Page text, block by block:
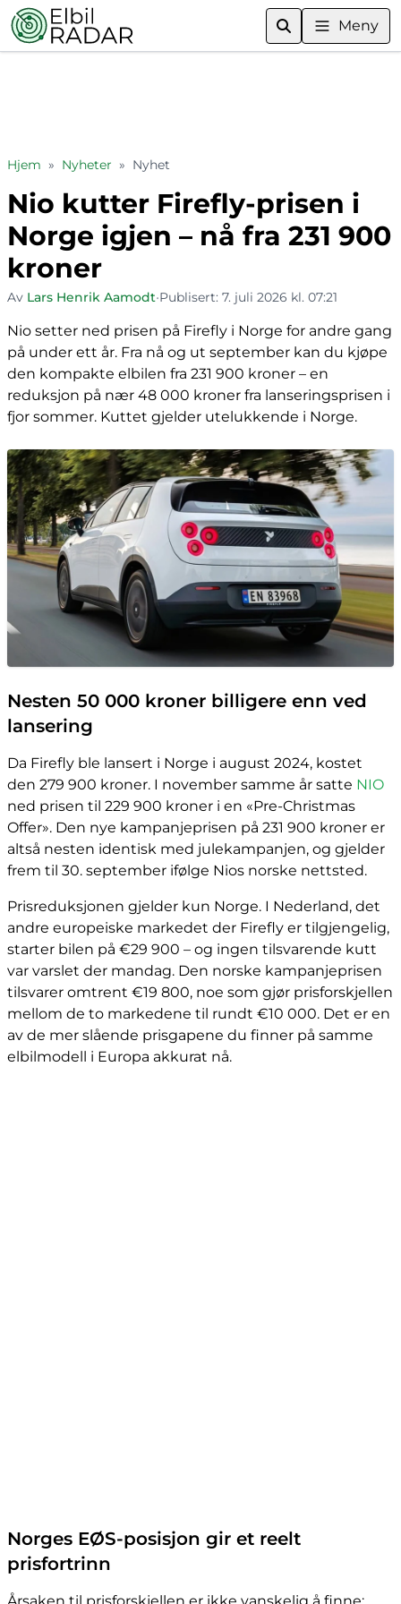
Meny
Hjem » Nyheter » Nyhet
Nio kutter Firefly-prisen i
Norge igjen – nå fra 231 900
kroner
Av Lars Henrik Aamodt•Publisert: 7. juli 2026 kl. 07:21
Nio setter ned prisen på Firefly i Norge for andre gang
på under ett år. Fra nå og ut september kan du kjøpe
den kompakte elbilen fra 231 900 kroner – en
reduksjon på nær 48 000 kroner fra lanseringsprisen i
fjor sommer. Kuttet gjelder utelukkende i Norge.
Nesten 50 000 kroner billigere enn ved
lansering
Da Firefly ble lansert i Norge i august 2024, kostet
den 279 900 kroner. I november samme år satte NIO
ned prisen til 229 900 kroner i en «Pre-Christmas
Offer». Den nye kampanjeprisen på 231 900 kroner er
altså nesten identisk med julekampanjen, og gjelder
frem til 30. september ifølge Nios norske nettsted.
Prisreduksjonen gjelder kun Norge. I Nederland, det
andre europeiske markedet der Firefly er tilgjengelig,
starter bilen på €29 900 – og ingen tilsvarende kutt
var varslet der mandag. Den norske kampanjeprisen
tilsvarer omtrent €19 800, noe som gjør prisforskjellen
mellom de to markedene til rundt €10 000. Det er en
av de mer slående prisgapene du finner på samme
elbilmodell i Europa akkurat nå.
Norges EØS-posisjon gir et reelt
prisfortrinn